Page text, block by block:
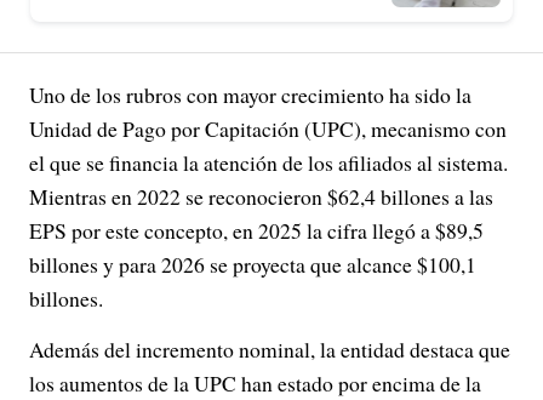
Uno de los rubros con mayor crecimiento ha sido la
Unidad de Pago por Capitación (UPC), mecanismo con
el que se financia la atención de los afiliados al sistema.
Mientras en 2022 se reconocieron $62,4 billones a las
EPS por este concepto, en 2025 la cifra llegó a $89,5
billones y para 2026 se proyecta que alcance $100,1
billones.
Además del incremento nominal, la entidad destaca que
los aumentos de la UPC han estado por encima de la